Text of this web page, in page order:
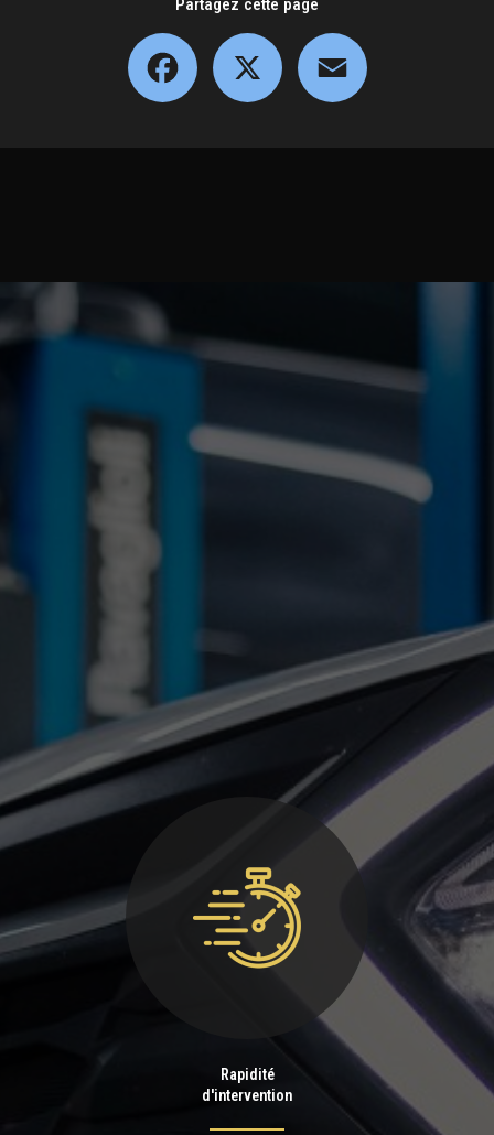
Facebook
Rapidité
d'intervention